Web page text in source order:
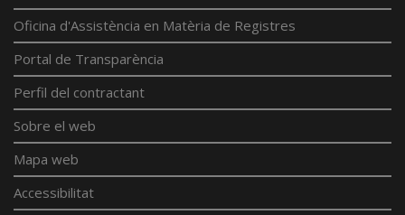
Oficina d'Assistència en Matèria de Registres
Portal de Transparència
Perfil del contractant
Sobre el web
Mapa web
Accessibilitat